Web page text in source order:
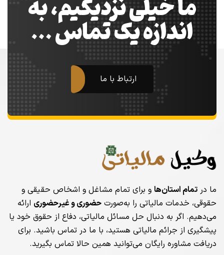
ما خیلی نزدیکیم، به
اندازه یک تماس …
ارتباط با ما
ما در تمام استان‌ها و برای تمام مشاغل و اشخاص حقیقی و
حقوقی، خدمات مالیاتی را به‌صورت حضوری و غیرحضوری ارائه
می‌دهیم. اگر به دنبال حل مسائل مالیاتی، دفاع از حقوق خود یا
پیشگیری از جرائم مالیاتی هستید، با ما در تماس باشید. برای
دریافت مشاوره رایگان می‌توانید همین حالا تماس بگیرید.